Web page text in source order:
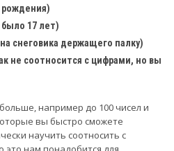
17 лет)
снеговика держащего палку)
не соотносится с цифрами, но вы
например до 100 чисел и
вы быстро сможете
научить соотносить с